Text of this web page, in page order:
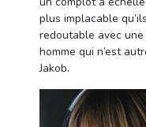
plus implacable
redoutable avec
homme qui n’est
Jakob.